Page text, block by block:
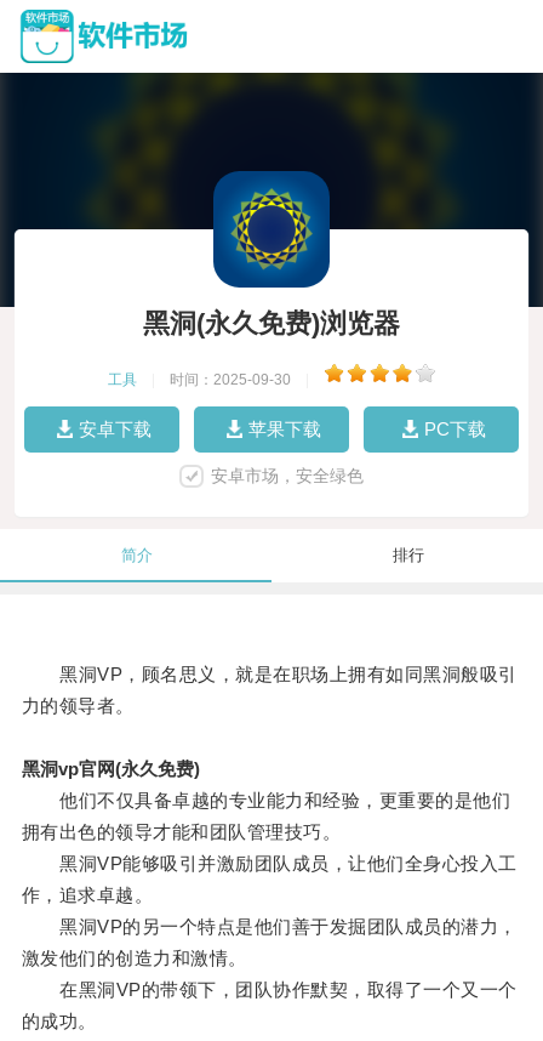
黑洞(永久免费)浏览器
工具 时间：2025-09-30
安卓下载 苹果下载 PC下载
安卓市场，安全绿色
简介 排行
黑洞VP，顾名思义，就是在职场上拥有如同黑洞般吸引
力的领导者。
黑洞vp官网(永久免费)
他们不仅具备卓越的专业能力和经验，更重要的是他们
拥有出色的领导才能和团队管理技巧。
黑洞VP能够吸引并激励团队成员，让他们全身心投入工
作，追求卓越。
黑洞VP的另一个特点是他们善于发掘团队成员的潜力，
激发他们的创造力和激情。
在黑洞VP的带领下，团队协作默契，取得了一个又一个
的成功。